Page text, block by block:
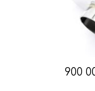
900